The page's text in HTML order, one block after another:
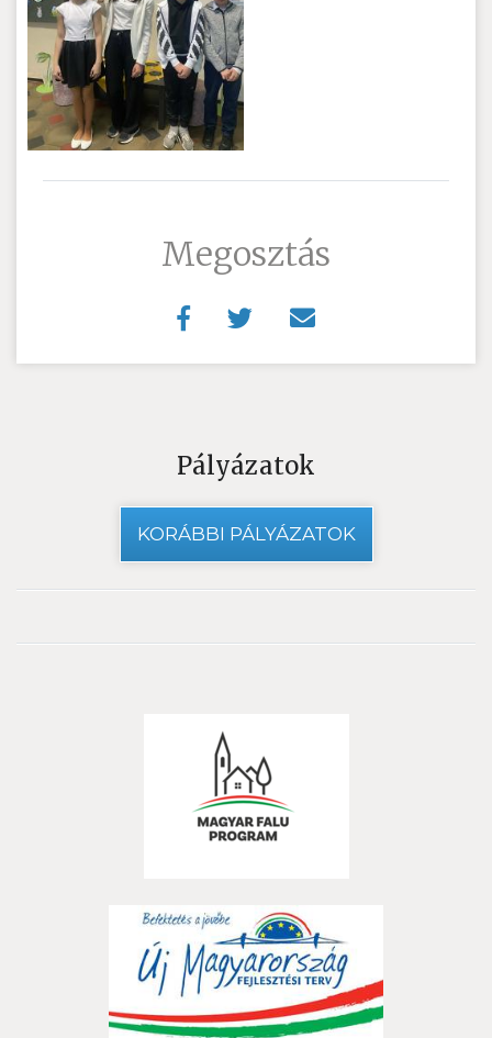
Megosztás
Pályázatok
KORÁBBI PÁLYÁZATOK